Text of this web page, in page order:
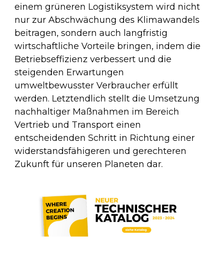
einem grüneren Logistiksystem wird nicht
nur zur Abschwächung des Klimawandels
beitragen, sondern auch langfristig
wirtschaftliche Vorteile bringen, indem die
Betriebseffizienz verbessert und die
steigenden Erwartungen
umweltbewusster Verbraucher erfüllt
werden. Letztendlich stellt die Umsetzung
nachhaltiger Maßnahmen im Bereich
Vertrieb und Transport einen
entscheidenden Schritt in Richtung einer
widerstandsfähigeren und gerechteren
Zukunft für unseren Planeten dar.